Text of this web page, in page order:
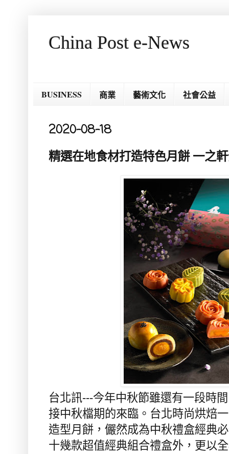
China Post e-News
BUSINESS 商業 藝術文化 社會公益
2020-08-18
精選在地食材打造特色月餅 一之
台北訊---今年中秋節雖還有一段時
接中秋檔期的來臨。台北時尚烘焙
造型月餅，儼然成為中秋禮盒經典
十幾款超值經典組合禮盒外，更以